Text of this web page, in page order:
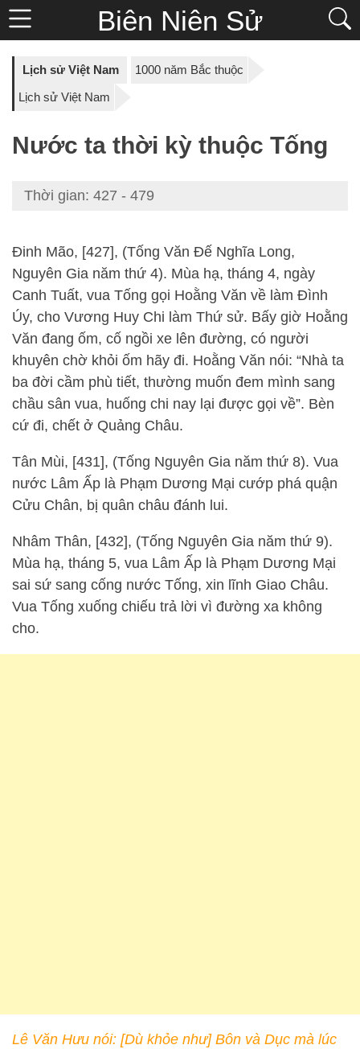
Biên Niên Sử
Lịch sử Việt Nam
1000 năm Bắc thuộc
Lịch sử Việt Nam
Nước ta thời kỳ thuộc Tống
Thời gian: 427 - 479
Đinh Mão, [427], (Tống Văn Đế Nghĩa Long,
Nguyên Gia năm thứ 4). Mùa hạ, tháng 4, ngày
Canh Tuất, vua Tống gọi Hoằng Văn về làm Đình
Úy, cho Vương Huy Chi làm Thứ sử. Bấy giờ Hoằng
Văn đang ốm, cố ngồi xe lên đường, có người
khuyên chờ khỏi ốm hãy đi. Hoằng Văn nói: “Nhà ta
ba đời cầm phù tiết, thường muốn đem mình sang
chầu sân vua, huống chi nay lại được gọi về”. Bèn
cứ đi, chết ở Quảng Châu.
Tân Mùi, [431], (Tống Nguyên Gia năm thứ 8). Vua
nước Lâm Ấp là Phạm Dương Mại cướp phá quận
Cửu Chân, bị quân châu đánh lui.
Nhâm Thân, [432], (Tống Nguyên Gia năm thứ 9).
Mùa hạ, tháng 5, vua Lâm Ấp là Phạm Dương Mại
sai sứ sang cống nước Tống, xin lĩnh Giao Châu.
Vua Tống xuống chiếu trả lời vì đường xa không
cho.
Lê Văn Hưu nói: [Dù khỏe như] Bôn và Dục mà lúc